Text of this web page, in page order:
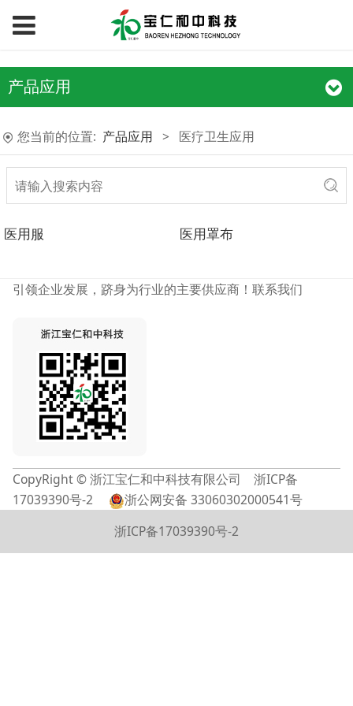
产品应用
您当前的位置: 产品应用 > 医疗卫生应用
医用服 医用罩布
引领企业发展，跻身为行业的主要供应商！ 联系我们
CopyRight © 浙江宝仁和中科技有限公司
浙ICP备
17039390号-2
浙公网安备 33060302000541号
浙ICP备17039390号-2